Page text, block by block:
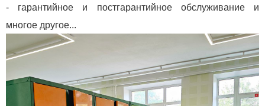
- гарантийное и постгарантийное обслуживание и
многое другое...